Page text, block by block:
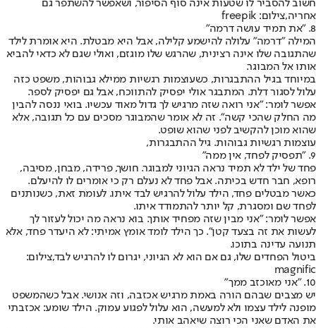
חשוב להסביר לו שטעות אינה סוף הסיפור, ושאפשר להשתפר גם
אחריה,צילום: freepik
8. "את תמיד עושה דרמה"
המילה "דרמה" עלולה להישמע קלילה, אבל היא מבטלת. היא אומרת לילד
שהתגובה שלו אינה רצינית, שהרגש שלו מוגזם, ואולי שגם לא כדאי להביא
אותו אל המבוגר.
במיוחד בגיל ההתבגרות, כשעוצמות רגשיות ממילא גבוהות, משפט כזה
עלול לסגור דלת. המתבגר אולי יפסיק להתווכח, אבל גם יפסיק לספר.
אפשר לומר: "אני רואה שזה מרגיש לך גדול מאוד עכשיו. בואי ננסה להבין
מה החלק שהכי קשה". זה לא אומר שהמבוגר מסכים עם כל תגובה, אלא
שהוא מוכן להקשיב לפני שהוא שופט.
עוצמות רגשיות גבוהות. גיל ההתבגרות,
9. "תפסיק לפחד, אין ממה"
פחד של ילד לא תמיד נראה הגיוני למבוגר. חושך, פרידה, מבחן, מסיבה,
רופא, חבר חדש בכיתה. אבל פחד לא נעלם רק כי אומרים לו להיעלם.
כאשר מבטלים פחד, הילד עלול להרגיש לבד איתו. לעומת זאת, כשנותנים
לפחד שם ומסגרת, קל יותר להתמודד איתו.
אפשר לומר: "אני מבין שזה מפחיד אותך. בוא נראה מה יכול לעזור לך
לעשות את זה בצעד קטן". כך הילד לומד אומץ אמיתי: לא היעדר פחד, אלא
תנועה עדינה בתוכו.
ביטול הפחדים שלו, גם אם הוא לא הגיוני, יגרום לו להרגיש לבד,צילום:
magnific
10. "אני מאוכזב ממך"
יש מצבים שבהם הורה באמת מרגיש אכזבה, וזה אנושי. אבל כשהמשפט
מופנה לילד עצמו ולא למעשה, הוא עלול לפגוע עמוק. הילד שומע: אכזבתי
את האדם שאני הכי רוצה שיאהב אותי.